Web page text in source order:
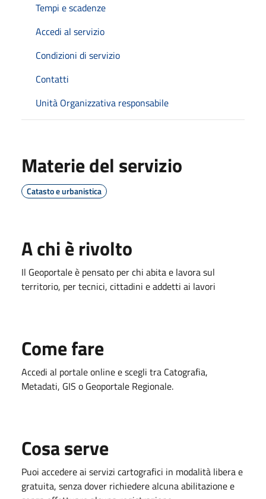
Tempi e scadenze
Accedi al servizio
Condizioni di servizio
Contatti
Unità Organizzativa responsabile
Materie del servizio
Catasto e urbanistica
A chi è rivolto
Il Geoportale è pensato per chi abita e lavora sul
territorio, per tecnici, cittadini e addetti ai lavori
Come fare
Accedi al portale online e scegli tra Catografia,
Metadati, GIS o Geoportale Regionale.
Cosa serve
Puoi accedere ai servizi cartografici in modalità libera e
gratuita, senza dover richiedere alcuna abilitazione e